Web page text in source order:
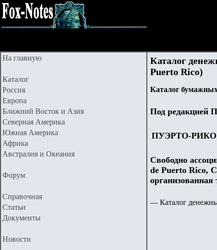
На главную
Каталог
Россия
Европа
Ближний Восток и Азия
Северная Америка
Южная Америка
Африка
Австралия и Океания
Форум
Справочная
Статьи
Документы
Новости
Каталог
Puerto Rico)
Каталог
Под редакцией
ПУЭРТО-РИКО
Свободно
de Puerto Rico,
— Каталог